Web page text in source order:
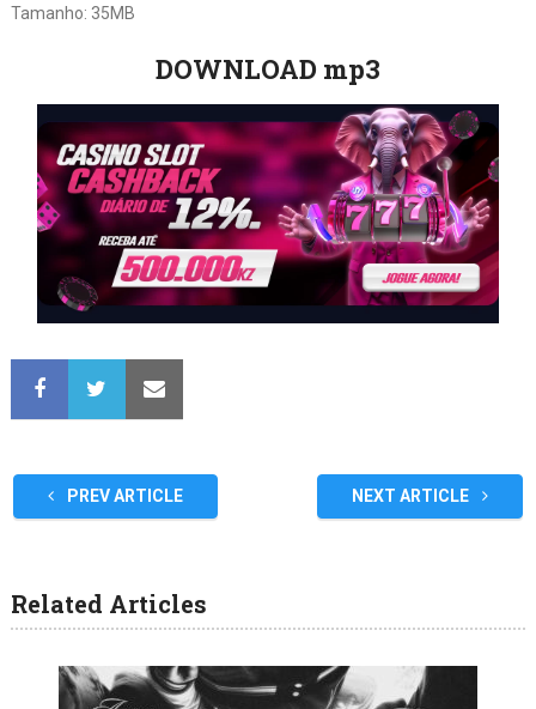
Tamanho: 35MB
DOWNLOAD mp3
PREV ARTICLE NEXT ARTICLE
Related Articles